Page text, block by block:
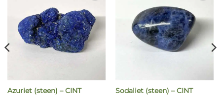
Azuriet (steen) – CINT Sodaliet (steen) – CINT